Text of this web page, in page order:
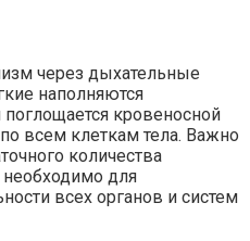
через дыхательные
наполняются
кровеносной
всем клеткам тела. Важно
количества
необходимо для
всех органов и систем